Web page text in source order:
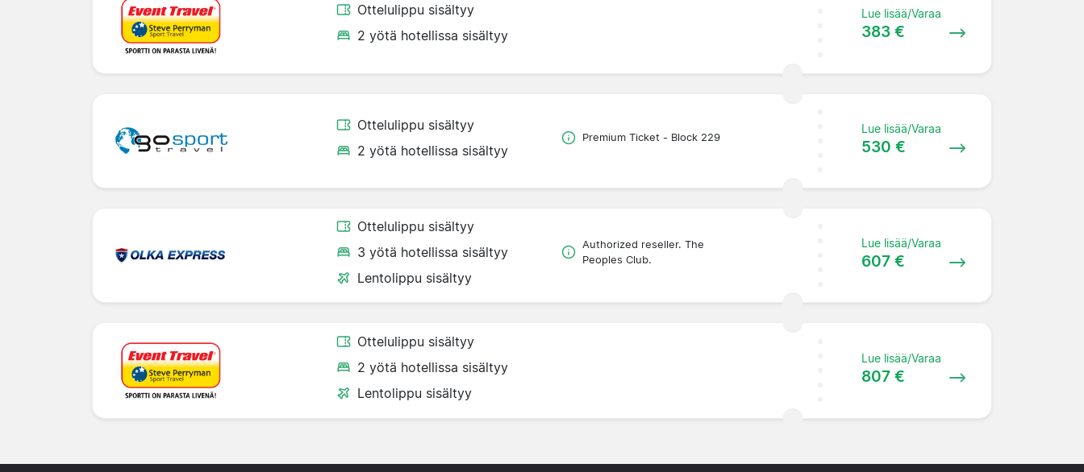
Ottelulippu sisältyy
2 yötä hotellissa sisältyy
Lue lisää/Varaa
383 €
Ottelulippu sisältyy
2 yötä hotellissa sisältyy
Premium Ticket - Block 229
Lue lisää/Varaa
530 €
Ottelulippu sisältyy
3 yötä hotellissa sisältyy
Lentolippu sisältyy
Authorized reseller. The
Peoples Club.
Lue lisää/Varaa
607 €
Ottelulippu sisältyy
2 yötä hotellissa sisältyy
Lentolippu sisältyy
Lue lisää/Varaa
807 €